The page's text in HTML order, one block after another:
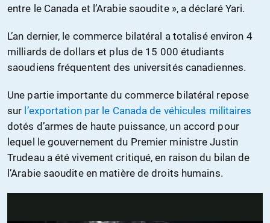
entre le Canada et l’Arabie saoudite », a déclaré Yari.
L’an dernier, le commerce bilatéral a totalisé environ 4
milliards de dollars et plus de 15 000 étudiants
saoudiens fréquentent des universités canadiennes.
Une partie importante du commerce bilatéral repose
sur l’exportation par le Canada de véhicules militaires
dotés d’armes de haute puissance, un accord pour
lequel le gouvernement du Premier ministre Justin
Trudeau a été vivement critiqué, en raison du bilan de
l’Arabie saoudite en matière de droits humains.